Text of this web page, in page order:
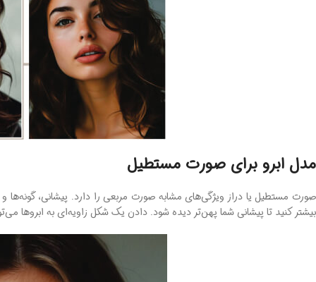
مدل ابرو برای صورت مستطیل
صورت مستطیل یا دراز ویژگی‌های مشابه صورت مربعی را دارد. پیشانی،
بیشتر کنید تا پیشانی شما پهن‌تر دیده شود. دادن یک شکل زاویه‌ای به ابروها